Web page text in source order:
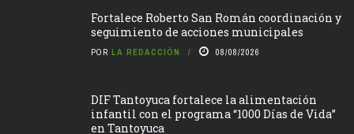
Fortalece Roberto San Román coordinación y
seguimiento de acciones municipales
POR LA REDACCIÓN 08/08/2026
DIF Tantoyuca fortalece la alimentación
infantil con el programa “1000 Días de Vida”
en Tantoyuca